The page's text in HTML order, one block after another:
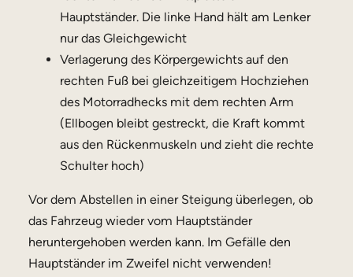
Hauptständer. Die linke Hand hält am Lenker
nur das Gleichgewicht
Verlagerung des Körpergewichts auf den
rechten Fuß bei gleichzeitigem Hochziehen
des Motorradhecks mit dem rechten Arm
(Ellbogen bleibt gestreckt, die Kraft kommt
aus den Rückenmuskeln und zieht die rechte
Schulter hoch)
Vor dem Abstellen in einer Steigung überlegen, ob
das Fahrzeug wieder vom Hauptständer
heruntergehoben werden kann. Im Gefälle den
Hauptständer im Zweifel nicht verwenden!